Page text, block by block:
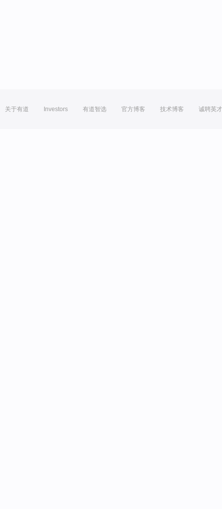
关于有道 Investors 有道智选 官方博客 技术博客 诚聘英才